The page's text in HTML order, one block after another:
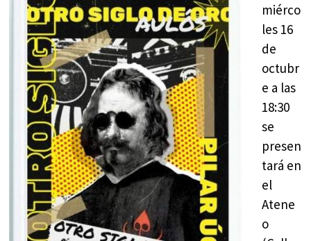
miérco
les 16
de
octubr
e a las
18:30
se
presen
tará en
el
Atene
o